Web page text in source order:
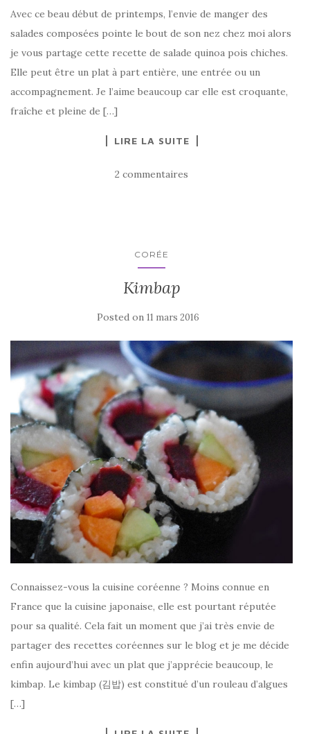
Avec ce beau début de printemps, l’envie de manger des
salades composées pointe le bout de son nez chez moi alors
je vous partage cette recette de salade quinoa pois chiches.
Elle peut être un plat à part entière, une entrée ou un
accompagnement. Je l’aime beaucoup car elle est croquante,
fraîche et pleine de […]
LIRE LA SUITE
2 commentaires
CORÉE
Kimbap
Posted on 11 mars 2016
Connaissez-vous la cuisine coréenne ? Moins connue en
France que la cuisine japonaise, elle est pourtant réputée
pour sa qualité. Cela fait un moment que j’ai très envie de
partager des recettes coréennes sur le blog et je me décide
enfin aujourd’hui avec un plat que j’apprécie beaucoup, le
kimbap. Le kimbap (김밥) est constitué d’un rouleau d’algues
[…]